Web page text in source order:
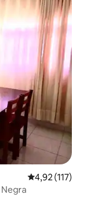
Gemiddelde
4,92 (117)